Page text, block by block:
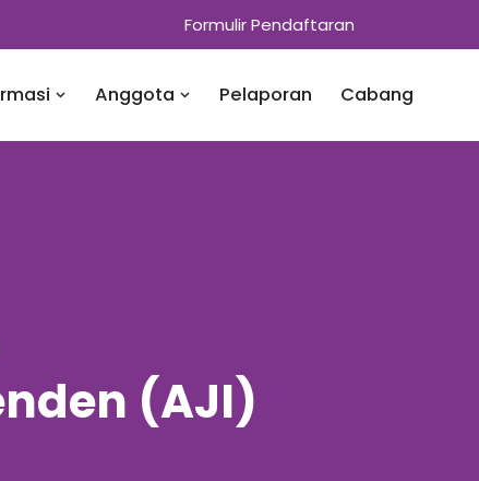
Formulir Pendaftaran
Anggota Pelaporan Cabang
(AJI)